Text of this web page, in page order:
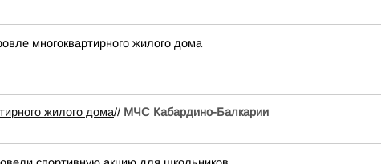
многоквартирного жилого дома
жилого дома// МЧС Кабардино-Балкарии